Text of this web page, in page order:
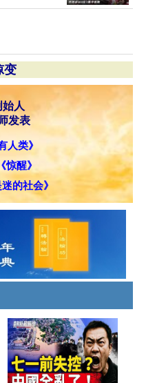
变
人
发表
人类》
《惊醒》
的社会》